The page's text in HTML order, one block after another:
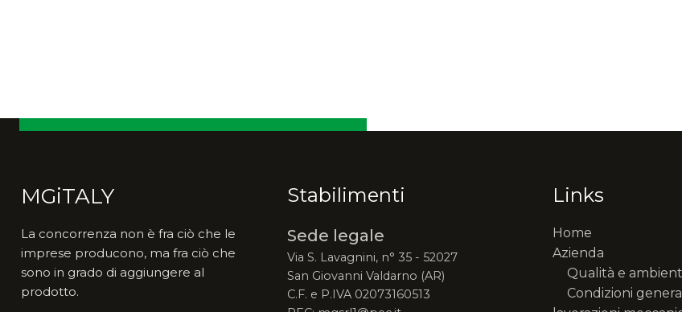
MGiTALY
La concorrenza non è fra ciò che le
imprese producono, ma fra ciò che
sono in grado di aggiungere al
prodotto.
Stabilimenti
Sede legale
Via S. Lavagnini, n° 35 - 52027
San Giovanni Valdarno (AR)
C.F. e P.IVA 02073160513
Links
Home
Azienda
Qualità e
Condizioni